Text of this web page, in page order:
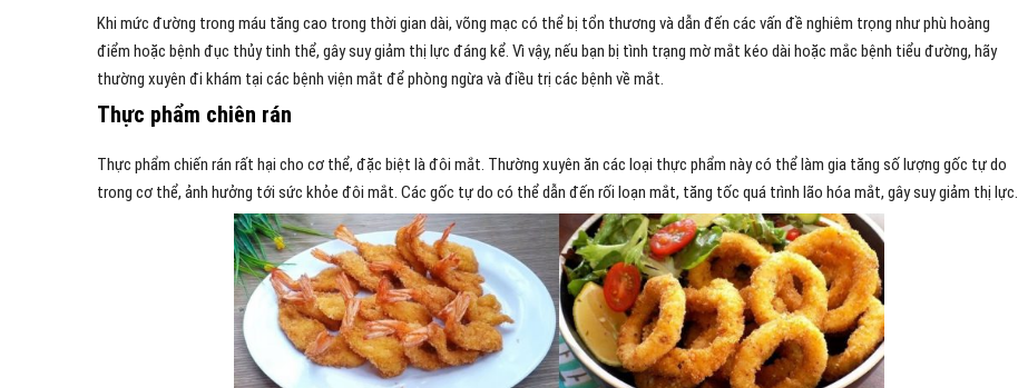
Khi mức đường trong máu tăng cao trong thời gian dài, võng mạc có thể bị tổn thương và dẫn đến các vấn đề nghiêm trọng như phù hoàng
điểm hoặc bệnh đục thủy tinh thể, gây suy giảm thị lực đáng kể. Vì vậy, nếu bạn bị tình trạng mờ mắt kéo dài hoặc mắc bệnh tiểu đường, hãy
thường xuyên đi khám tại các bệnh viện mắt để phòng ngừa và điều trị các bệnh về mắt.
Thực phẩm chiên rán
Thực phẩm chiến rán rất hại cho cơ thể, đặc biệt là đôi mắt. Thường xuyên ăn các loại thực phẩm này có thể làm gia tăng số lượng gốc tự do
trong cơ thể, ảnh hưởng tới sức khỏe đôi mắt. Các gốc tự do có thể dẫn đến rối loạn mắt, tăng tốc quá trình lão hóa mắt, gây suy giảm thị lực.